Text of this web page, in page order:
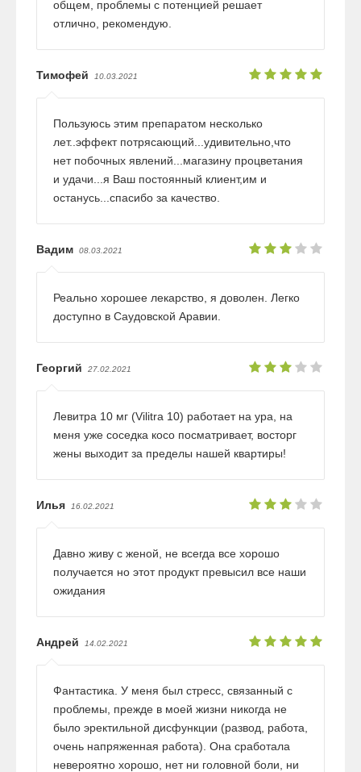
общем, проблемы с потенцией решает
отлично, рекомендую.
Тимофей 10.03.2021
Пользуюсь этим препаратом несколько
лет..эффект потрясающий...удивительно,что
нет побочных явлений...магазину процветания
и удачи...я Ваш постоянный клиент,им и
останусь...спасибо за качество.
Вадим 08.03.2021
Реально хорошее лекарство, я доволен. Легко
доступно в Саудовской Аравии.
Георгий 27.02.2021
Левитра 10 мг (Vilitra 10) работает на ура, на
меня уже соседка косо посматривает, восторг
жены выходит за пределы нашей квартиры!
Илья 16.02.2021
Давно живу с женой, не всегда все хорошо
получается но этот продукт превысил все наши
ожидания
Андрей 14.02.2021
Фантастика. У меня был стресс, связанный с
проблемы, прежде в моей жизни никогда не
было эректильной дисфункции (развод, работа,
очень напряженная работа). Она сработала
невероятно хорошо, нет ни головной боли, ни